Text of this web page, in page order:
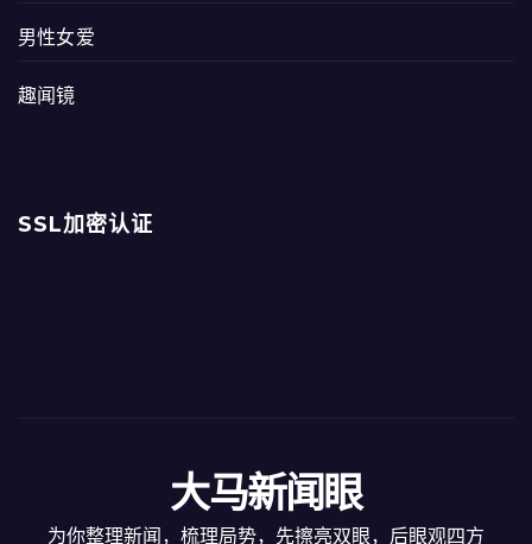
男性女爱
趣闻镜
SSL加密认证
大马新闻眼
为你整理新闻，梳理局势，先擦亮双眼，后眼观四方